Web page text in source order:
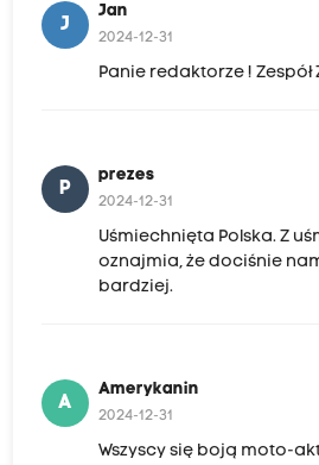
J
Jan
2024-12-31
Panie redaktorze ! Zespół
P
prezes
2024-12-31
Uśmiechnięta Polska. Z
oznajmia, że dociśnie
bardziej.
A
Amerykanin
2024-12-31
Wszyscy się boją moto-